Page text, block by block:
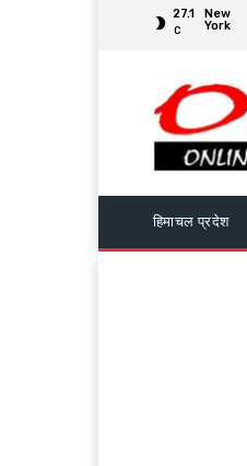
27.1
C
New
York
हिमाचल प्रदेश